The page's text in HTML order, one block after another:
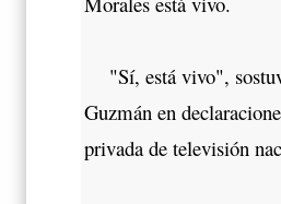
"Sí, está vivo",
Guzmán en
privada de televisión